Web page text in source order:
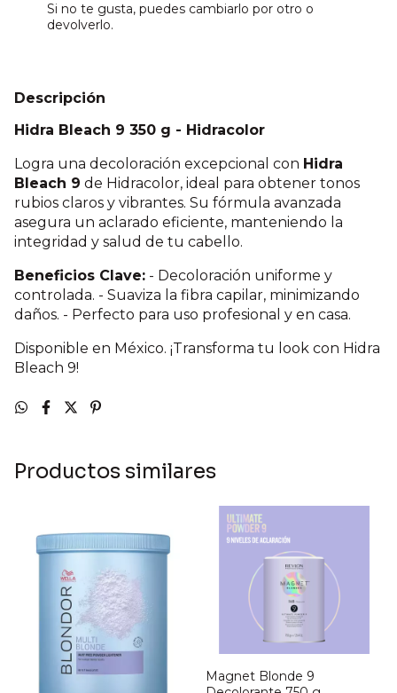
Si no te gusta, puedes cambiarlo por otro o
devolverlo.
Descripción
Hidra Bleach 9 350 g - Hidracolor
Logra una decoloración excepcional con Hidra
Bleach 9 de Hidracolor, ideal para obtener tonos
rubios claros y vibrantes. Su fórmula avanzada
asegura un aclarado eficiente, manteniendo la
integridad y salud de tu cabello.
Beneficios Clave: - Decoloración uniforme y
controlada. - Suaviza la fibra capilar, minimizando
daños. - Perfecto para uso profesional y en casa.
Disponible en México. ¡Transforma tu look con Hidra
Bleach 9!
Productos similares
Magnet Blonde 9